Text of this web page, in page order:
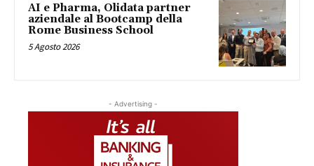
AI e Pharma, Olidata partner
aziendale al Bootcamp della
Rome Business School
5 Agosto 2026
- Advertising -